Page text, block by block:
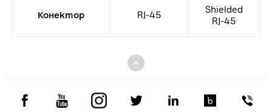
Kонектор RJ-45
Shielded
RJ-45